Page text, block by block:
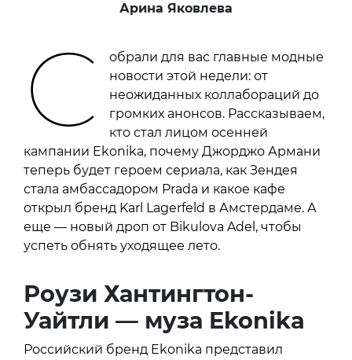
Арина Яковлева
С
обрали для вас главные модные
новости этой недели: от
неожиданных коллабораций до
громких анонсов. Рассказываем,
кто стал лицом осенней
кампании Ekonika, почему Джорджо Армани
теперь будет героем сериала, как Зендея
стала амбассадором Prada и какое кафе
открыл бренд Karl Lagerfeld в Амстердаме. А
еще — новый дроп от Bikulova Adel, чтобы
успеть обнять уходящее лето.
Роузи Хантингтон-
Уайтли — муза Ekonika
Российский бренд Ekonika представил